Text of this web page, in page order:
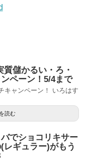
儲かるい・ろ・
ペーン！5/4まで
キャンペーン！ いろはす
読む
バでショコリキサー
レギュラー)がもう